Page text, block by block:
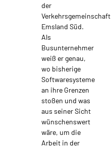
der
Verkehrsgemeinschaft
Emsland Süd.
Als
Busunternehmer
weiß er genau,
wo bisherige
Softwaresysteme
an ihre Grenzen
stoßen und was
aus seiner Sicht
wünschenswert
wäre, um die
Arbeit in der